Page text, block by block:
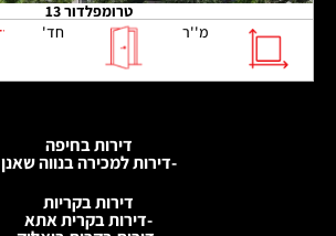
טרומפלדור 13
מ''ר
חד'
דירות בחיפה
-דירות למכירה בנווה שאנן
דירות בקריות
-דירות בקרית אתא